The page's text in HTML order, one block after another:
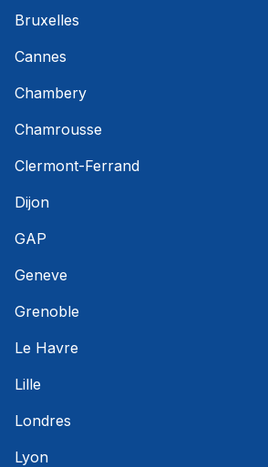
Bruxelles
Cannes
Chambery
Chamrousse
Clermont-Ferrand
Dijon
GAP
Geneve
Grenoble
Le Havre
Lille
Londres
Lyon